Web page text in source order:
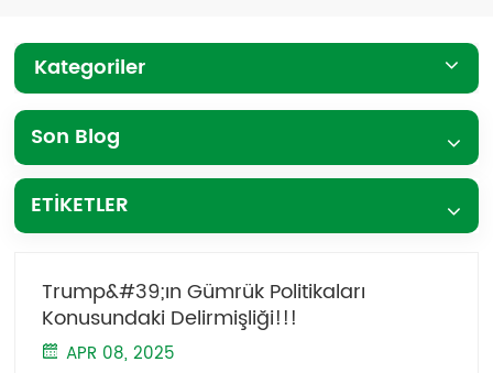
Kategoriler
Son Blog
ETİKETLER
Trump&#39;ın Gümrük Politikaları
Konusundaki Delirmişliği!!!
APR 08, 2025